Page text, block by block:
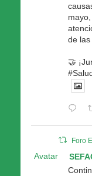
de las
🤝
Foro
Avatar